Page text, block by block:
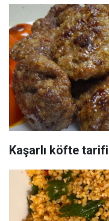
Kaşarlı köfte tarifi